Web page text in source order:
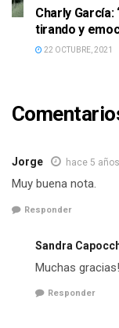
Charly
tirando y
22 OCTUBRE, 2021
Jorge hace 5 años
Muy buena nota.
Responder
Sandra
Muchas
Responder